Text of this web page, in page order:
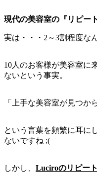
現代の美容室の『リピー
実は・・・2～3割程度な
10人のお客様が美容室に
ないという事実。
「上手な美容室が見つか
という言葉を頻繁に耳に
ないですね ;(
しかし、 Luciroのリピー